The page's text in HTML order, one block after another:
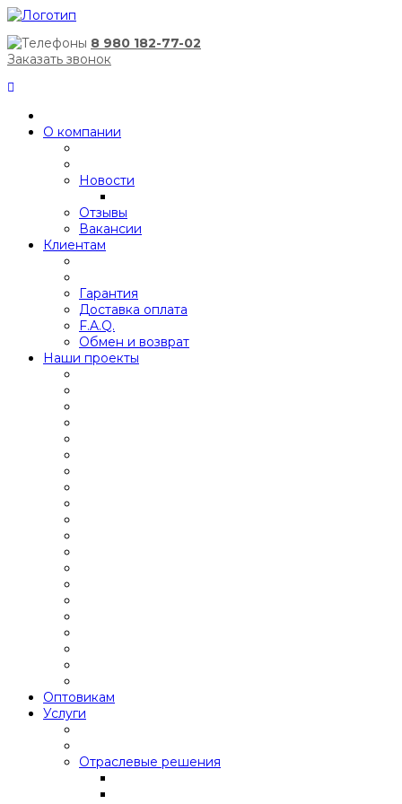
8 980 182-77-02
Заказать звонок
О компании
Новости
Отзывы
Вакансии
Клиентам
Гарантия
Доставка оплата
F.A.Q.
Обмен и возврат
Наши проекты
Оптовикам
Услуги
Отраслевые решения